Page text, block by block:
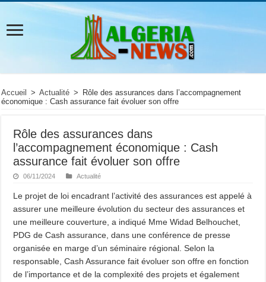
Accueil > Actualité >
Rôle des assurances dans l’accompagnement
économique : Cash assurance fait évoluer son offre
Rôle des assurances dans
l’accompagnement économique : Cash
assurance fait évoluer son offre
06/11/2024 Actualité
Le projet de loi encadrant l’activité des assurances est appelé à
assurer une meilleure évolution du secteur des assurances et
une meilleure couverture, a indiqué Mme Widad Belhouchet,
PDG de Cash assurance, dans une conférence de presse
organisée en marge d’un séminaire régional. Selon la
responsable, Cash Assurance fait évoluer son offre en fonction
de l’importance et de la complexité des projets et également